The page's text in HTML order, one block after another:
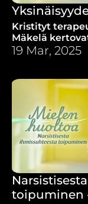
Kristityt
Mäkelä
turvallisen
Jumalaan.
19 Mar, 2025
toipuminen